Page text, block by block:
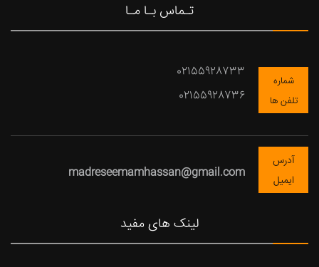
تـماس بـا مـا
شماره
تلفن ها
آدرس
ایمیل
madreseemamhassan@gmail.com
لینک های مفید